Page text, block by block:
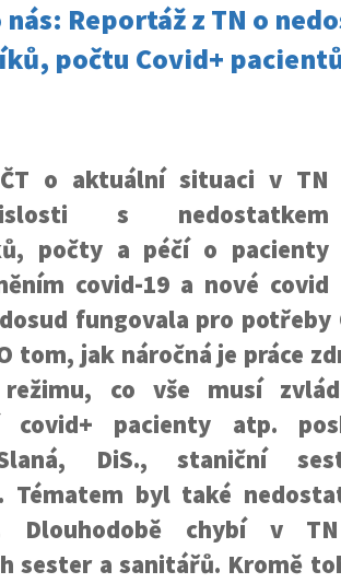
Reportáž z TN o
počtu Covid+
o aktuální situaci v TN
s nedostatkem
počty a péčí o pacienty
covid-19 a nové covid
fungovala pro potřeby
tom, jak náročná je práce
co vše musí
covid+ pacienty atp.
DiS., staniční
Tématem byl také
Dlouhodobě chybí v
sester a sanitářů. Kromě